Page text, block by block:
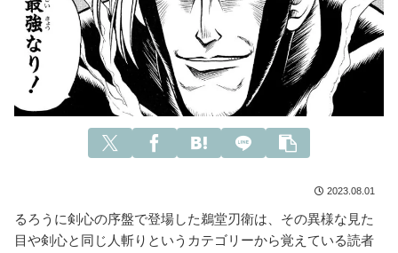
2023.08.01
るろうに剣心の序盤で登場した鵜堂刃衛は、その異様な見た
目や剣心と同じ人斬りというカテゴリーから覚えている読者